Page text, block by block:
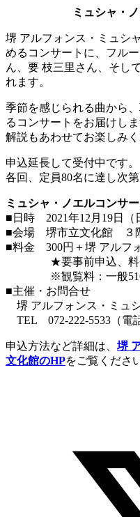
ミュシャ・
堺 アルフォンス・ミュシ
めるコンサートに、フル
ん、要 枝三里さん、そし
れます。
季節を感じられる曲から
るコンサートをお届けし
解説もあわせてお楽しみ
申込延長して受付中です。
各回、定員80名に達し次
ミュシャ・ノエルコンサー
■日時 2021年12月19日
■会場 堺市立文化館 ３
■料金 300円＋堺 アルフ
★要事前申込、料金
※観覧料：一般510円
■主催・お問合せ
堺 アルフォンス・ミュ
TEL 072-222-5533（電
申込方法など詳細は、 堺
文化館のHPをご覧くださ